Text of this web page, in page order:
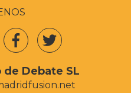
de Debate SL